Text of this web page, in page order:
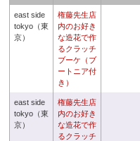
east side
tokyo（東
京）
権藤先生店
内のお好き
な造花で作
るクラッチ
ブーケ（ブ
ートニア付
き）
east side
tokyo（東
京）
権藤先生店
内のお好き
な造花で作
るクラッチ